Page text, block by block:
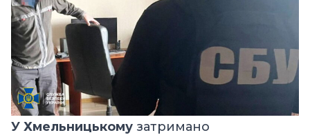
У Хмельницькому затримано